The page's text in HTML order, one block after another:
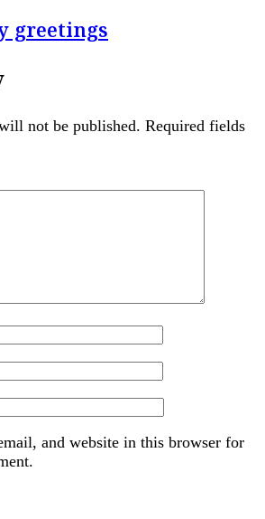
greetings
not be published. Required fields
and website in this browser for